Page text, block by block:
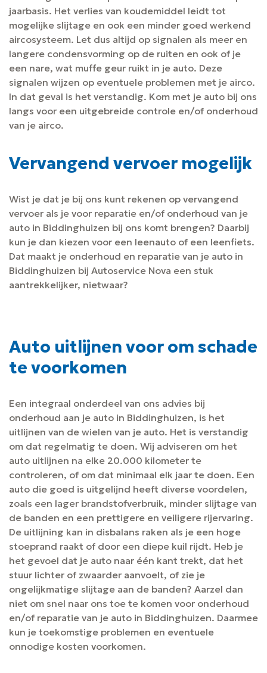
jaarbasis. Het verlies van koudemiddel leidt tot
mogelijke slijtage en ook een minder goed werkend
aircosysteem. Let dus altijd op signalen als meer en
langere condensvorming op de ruiten en ook of je
een nare, wat muffe geur ruikt in je auto. Deze
signalen wijzen op eventuele problemen met je airco.
In dat geval is het verstandig. Kom met je auto bij ons
langs voor een uitgebreide controle en/of onderhoud
van je airco.
Vervangend vervoer mogelijk
Wist je dat je bij ons kunt rekenen op vervangend
vervoer als je voor reparatie en/of onderhoud van je
auto in Biddinghuizen bij ons komt brengen? Daarbij
kun je dan kiezen voor een leenauto of een leenfiets.
Dat maakt je onderhoud en reparatie van je auto in
Biddinghuizen bij Autoservice Nova een stuk
aantrekkelijker, nietwaar?
Auto uitlijnen voor om schade
te voorkomen
Een integraal onderdeel van ons advies bij
onderhoud aan je auto in Biddinghuizen, is het
uitlijnen van de wielen van je auto. Het is verstandig
om dat regelmatig te doen. Wij adviseren om het
auto uitlijnen na elke 20.000 kilometer te
controleren, of om dat minimaal elk jaar te doen. Een
auto die goed is uitgelijnd heeft diverse voordelen,
zoals een lager brandstofverbruik, minder slijtage van
de banden en een prettigere en veiligere rijervaring.
De uitlijning kan in disbalans raken als je een hoge
stoeprand raakt of door een diepe kuil rijdt. Heb je
het gevoel dat je auto naar één kant trekt, dat het
stuur lichter of zwaarder aanvoelt, of zie je
ongelijkmatige slijtage aan de banden? Aarzel dan
niet om snel naar ons toe te komen voor onderhoud
en/of reparatie van je auto in Biddinghuizen. Daarmee
kun je toekomstige problemen en eventuele
onnodige kosten voorkomen.